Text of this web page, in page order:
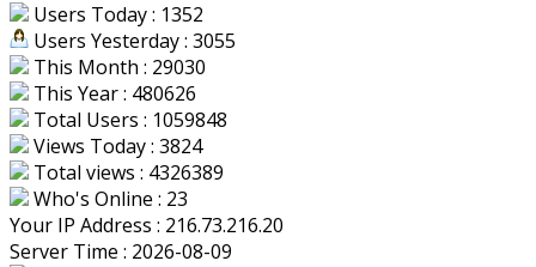
Users Today : 1352
Users Yesterday : 3055
This Month : 29030
This Year : 480626
Total Users : 1059848
Views Today : 3824
Total views : 4326389
Who's Online : 23
Your IP Address : 216.73.216.20
Server Time : 2026-08-09